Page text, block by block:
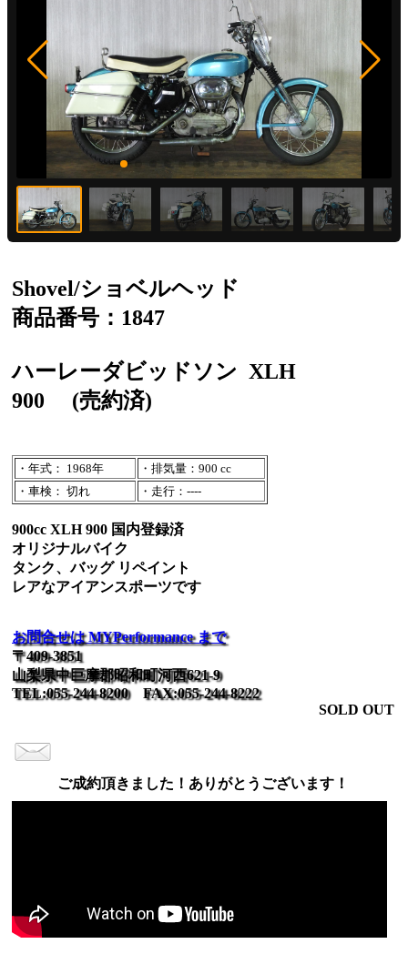
Shovel/ショベルヘッド
商品番号：1847
ハーレーダビッドソン XLH
900
(売約済)
・年式： 1968年
・排気量：900 cc
・車検： 切れ
・走行：----
900cc XLH 900 国内登録済
オリジナルバイク
タンク、バッグ リペイント
レアなアイアンスポーツです
お問合せは MYPerformance まで
〒409-3851
山梨県中巨摩郡昭和町河西621-9
TEL:055-244-8200 FAX:055-244-8222
SOLD OUT
ご成約頂きました！ありがとうございます！